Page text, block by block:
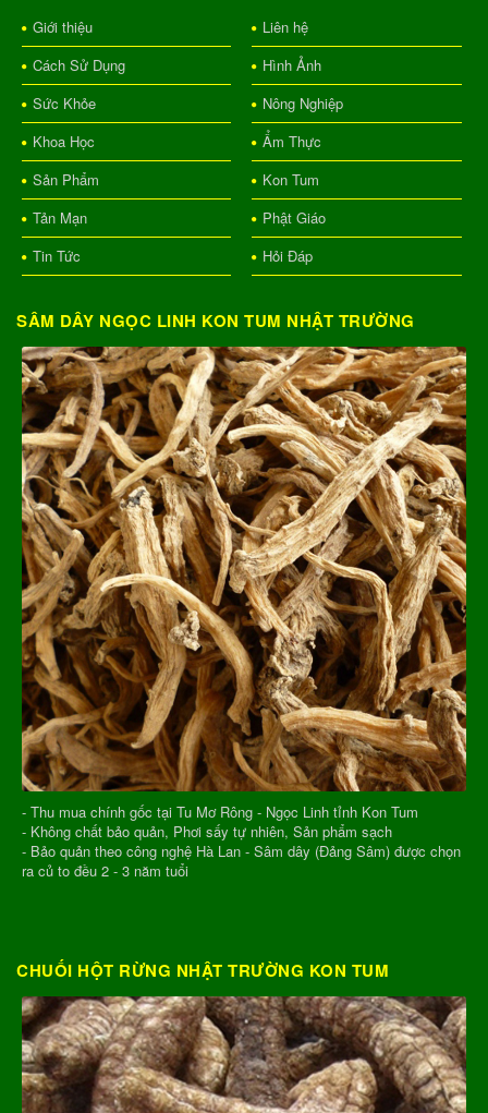
Giới thiệu
Liên hệ
Cách Sử Dụng
Hình Ảnh
Sức Khỏe
Nông Nghiệp
Khoa Học
Ẩm Thực
Sản Phẩm
Kon Tum
Tản Mạn
Phật Giáo
Tin Tức
Hỏi Đáp
SÂM DÂY NGỌC LINH KON TUM NHẬT TRƯỜNG
- Thu mua chính gốc tại Tu Mơ Rông - Ngọc Linh tỉnh Kon Tum
- Không chất bảo quản, Phơi sấy tự nhiên, Sản phẩm sạch
- Bảo quản theo công nghệ Hà Lan - Sâm dây (Đảng Sâm) được chọn
ra củ to đều 2 - 3 năm tuổi
CHUỐI HỘT RỪNG NHẬT TRƯỜNG KON TUM